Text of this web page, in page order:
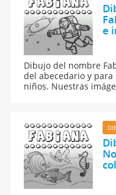
e
Dibujo del nombre
del abecedario y
niños. Nuestras